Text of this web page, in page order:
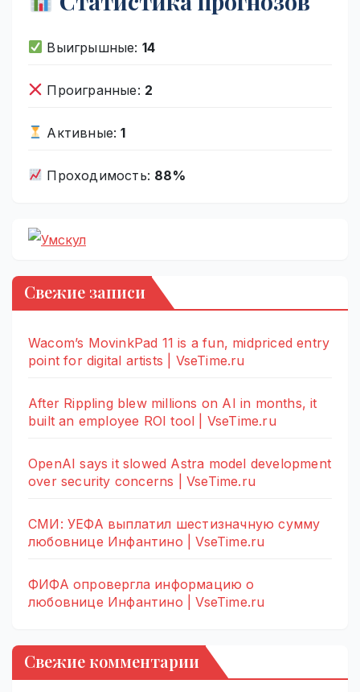
Выигрышные: 14
Проигранные: 2
Активные:1
Проходимость: 88%
Свежие записи
Wacom’s MovinkPad 11 is a fun, midpriced entry
point for digital artists | VseTime.ru
After Rippling blew millions on AI in months, it
built an employee ROI tool | VseTime.ru
OpenAI says it slowed Astra model development
over security concerns | VseTime.ru
СМИ: УЕФА выплатил шестизначную сумму
любовнице Инфантино | VseTime.ru
ФИФА опровергла информацию о
любовнице Инфантино | VseTime.ru
Свежие комментарии